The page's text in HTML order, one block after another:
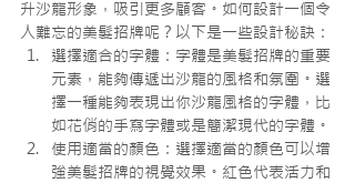
升沙龍形象，吸引更多顧客。如何設計一個令
人難忘的美髮招牌呢？以下是一些設計秘訣：
選擇適合的字體：字體是美髮招牌的重要
元素，能夠傳遞出沙龍的風格和氛圍。選
擇一種能夠表現出你沙龍風格的字體，比
如花俏的手寫字體或是簡潔現代的字體。
使用適當的顏色：選擇適當的顏色可以增
強美髮招牌的視覺效果。紅色代表活力和